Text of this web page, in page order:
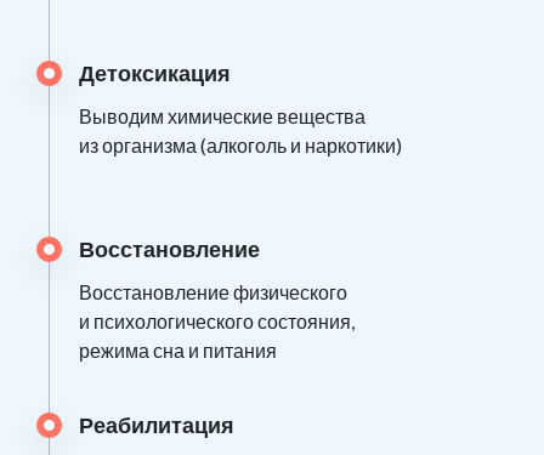
Детоксикация
Выводим химические вещества
из организма (алкоголь и наркотики)
Восстановление
Восстановление физического
и психологического состояния,
режима сна и питания
Реабилитация